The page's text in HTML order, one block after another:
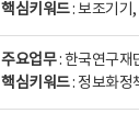
핵심키워드: 보조기기,
주요업무: 한국연구재
핵심키워드: 정보화